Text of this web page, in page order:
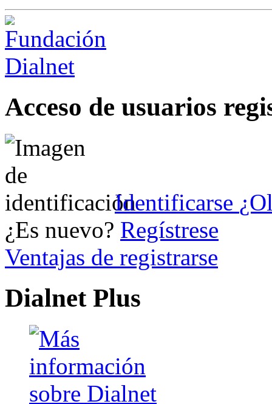
Acceso de usuarios
Identificarse
¿Es nuevo? Regístrese
Ventajas de registrarse
Dialnet Plus